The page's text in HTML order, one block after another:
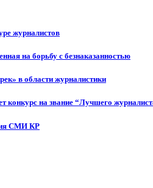
журналистов
на борьбу с безнаказанностью
в области журналистики
на звание “Лучшего
СМИ КР